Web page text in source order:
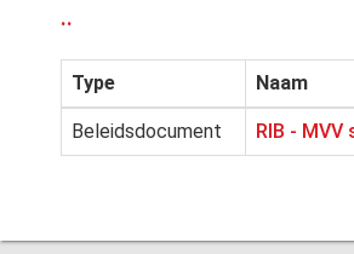
..
Type Naam
Beleidsdocument RIB -